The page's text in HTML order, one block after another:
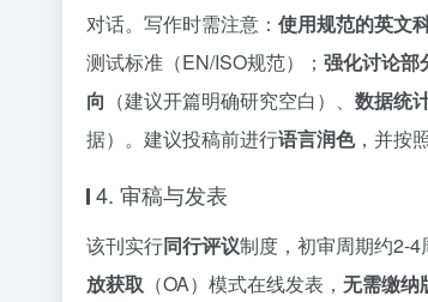
对话。写作时需注意： 使用规范的英文
测试标准（EN/ISO规范）； 强化讨论部
向 （建议开篇明确研究空白）、 数据统
据）。建议投稿前进行语言润色，并按
4. 审稿与发表
该刊实行同行评议制度，初审周期约2-4
放获取 （OA）模式在线发表， 无需缴纳